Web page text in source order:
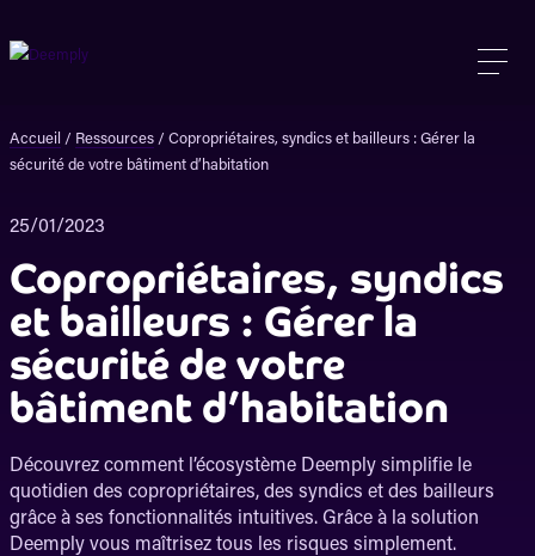
Accueil / Ressources/ Copropriétaires, syndics et bailleurs : Gérer la
sécurité de votre bâtiment d’habitation
25/01/2023
Copropriétaires, syndics
et bailleurs : Gérer la
sécurité de votre
bâtiment d’habitation
Découvrez comment l’écosystème Deemply simplifie le
quotidien des copropriétaires, des syndics et des bailleurs
grâce à ses fonctionnalités intuitives. Grâce à la solution
Deemply vous maîtrisez tous les risques simplement.